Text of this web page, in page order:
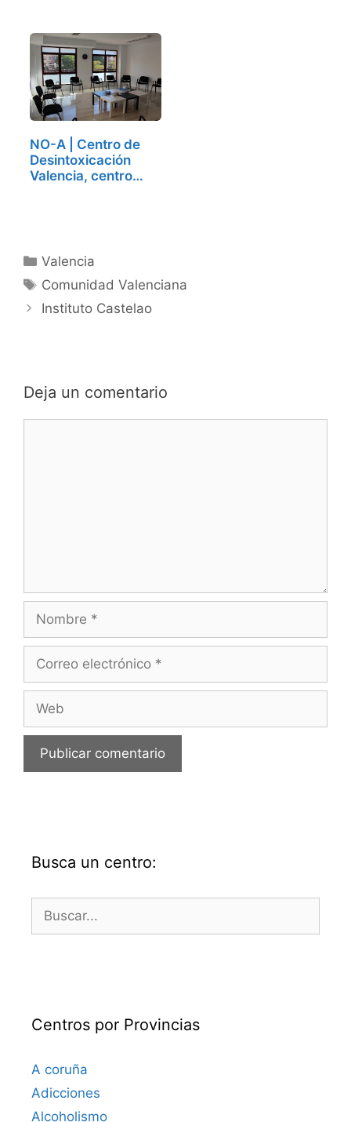
NO-A | Centro de
Desintoxicación
Valencia, centro
Categorías
Valencia
Etiquetas
Comunidad Valenciana
Instituto Castelao
Deja un comentario
Nombre
Correo
Web
Busca un centro:
Buscar:
Centros por Provincias
A coruña
Adicciones
Alcoholismo